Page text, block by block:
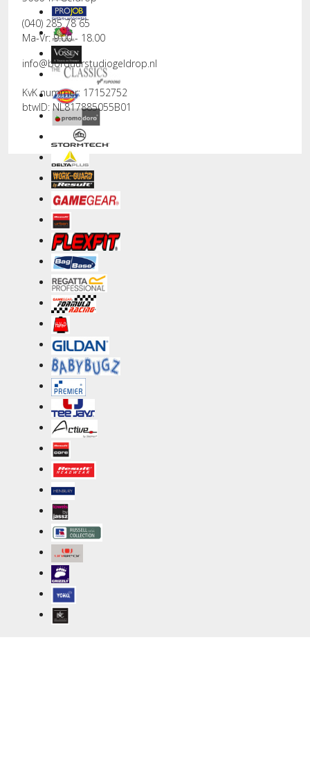
(040) 285 78 65
Ma-Vr: 9.00 - 18.00
info@borduurstudiogeldrop.nl
KvK nummer: 17152752
btwID: NL817885055B01